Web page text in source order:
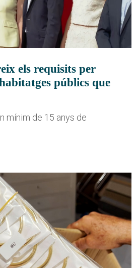
els requisits per
públics que
mínim de 15 anys de